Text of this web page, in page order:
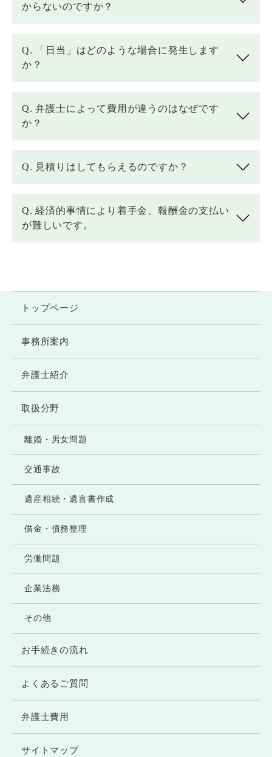
からないのですか？
Q. 「日当」はどのような場合に発生します
か？
Q. 弁護士によって費用が違うのはなぜです
か？
Q. 見積りはしてもらえるのですか？
Q. 経済的事情により着手金、報酬金の支払い
が難しいです。
トップページ
事務所案内
弁護士紹介
取扱分野
離婚・男女問題
交通事故
遺産相続・遺言書作成
借金・債務整理
労働問題
企業法務
その他
お手続きの流れ
よくあるご質問
弁護士費用
サイトマップ